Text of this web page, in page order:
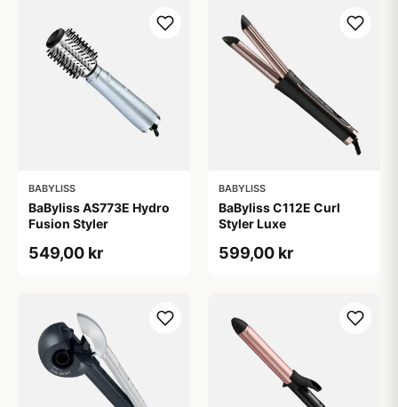
BABYLISS
BaByliss AS773E Hydro
Fusion Styler
549,00 kr
BABYLISS
BaByliss C112E Curl
Styler Luxe
599,00 kr